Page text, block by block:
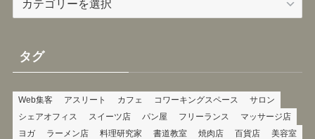
ー
タグ
Web集客 アスリート カフェ コワーキングスペース
サロン
シェアオフィス
スイーツ店 パン屋 フリーランス
マッサージ店
ヨガ
ラーメン店 料理研究家 書道教室 焼肉店 百貨店
美容室